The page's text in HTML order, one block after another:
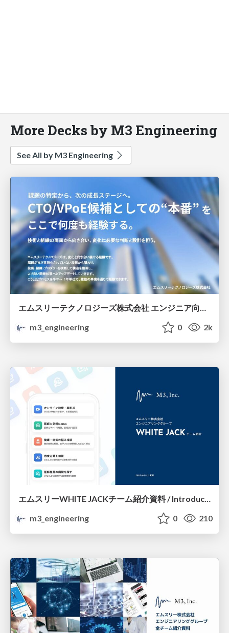
More Decks by M3 Engineering
See All by M3 Engineering
エムスリーテクノロジーズ株式会社 エンジニア向け紹介資料 / M3 Technologies Company Deck
m3_engineering
0 2k
m3_engineering
0 210